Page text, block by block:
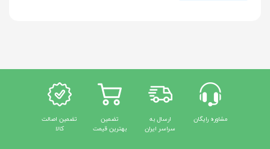
مشاوره رایگان
ارسال به
سراسر ایران
تضمین
بهترین قیمت
تضمین اصالت
کالا